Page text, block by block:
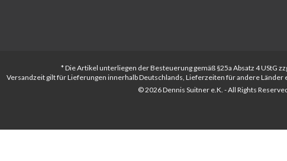
* Die Artikel unterliegen der Besteuerung gemäß §25a Absatz 4 UStG
Versandzeit gilt für Lieferungen innerhalb Deutschlands, Lieferzeiten für andere
© 2026 Dennis Suitner e.K. - All Rights